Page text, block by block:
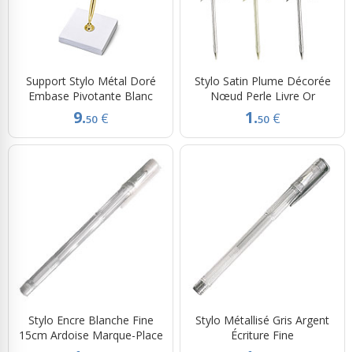
Support Stylo Métal Doré
Embase Pivotante Blanc
9.50 €
Stylo Satin Plume Décorée
Nœud Perle Livre Or
1.50 €
Stylo Encre Blanche Fine
15cm Ardoise Marque-Place
Stylo Métallisé Gris Argent
Écriture Fine